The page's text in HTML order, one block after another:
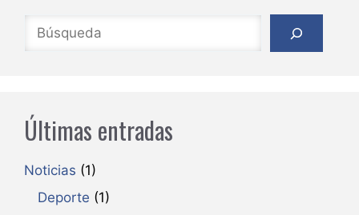
Buscar
Últimas entradas
Noticias (1)
Deporte (1)